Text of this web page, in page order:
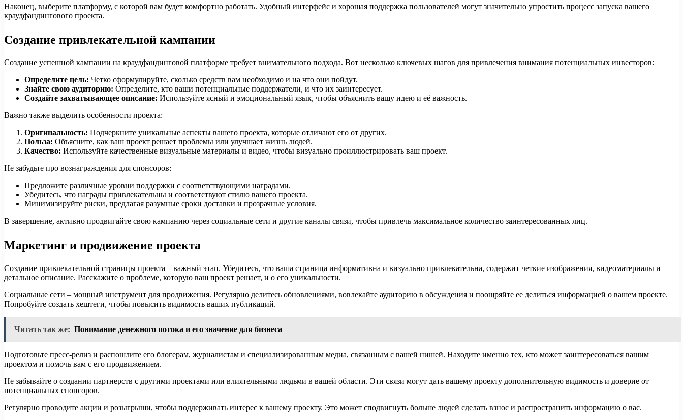
Наконец, выберите платформу, с которой вам будет комфортно работать. Удобный интерфейс и хорошая поддержка пользователей могут значительно упростить процесс запуска вашего
краудфандингового проекта.
Создание привлекательной кампании
Создание успешной кампании на краудфандинговой платформе требует внимательного подхода. Вот несколько ключевых шагов для привлечения внимания потенциальных инвесторов:
Определите цель: Четко сформулируйте, сколько средств вам необходимо и на что они пойдут.
Знайте свою аудиторию: Определите, кто ваши потенциальные поддержатели, и что их заинтересует.
Создайте захватывающее описание: Используйте ясный и эмоциональный язык, чтобы объяснить вашу идею и её важность.
Важно также выделить особенности проекта:
Оригинальность: Подчеркните уникальные аспекты вашего проекта, которые отличают его от других.
Польза: Объясните, как ваш проект решает проблемы или улучшает жизнь людей.
Качество: Используйте качественные визуальные материалы и видео, чтобы визуально проиллюстрировать ваш проект.
Не забудьте про вознаграждения для спонсоров:
Предложите различные уровни поддержки с соответствующими наградами.
Убедитесь, что награды привлекательны и соответствуют стилю вашего проекта.
Минимизируйте риски, предлагая разумные сроки доставки и прозрачные условия.
В завершение, активно продвигайте свою кампанию через социальные сети и другие каналы связи, чтобы привлечь максимальное количество заинтересованных лиц.
Маркетинг и продвижение проекта
Создание привлекательной страницы проекта – важный этап. Убедитесь, что ваша страница информативна и визуально привлекательна, содержит четкие изображения, видеоматериалы и
детальное описание. Расскажите о проблеме, которую ваш проект решает, и о его уникальности.
Социальные сети – мощный инструмент для продвижения. Регулярно делитесь обновлениями, вовлекайте аудиторию в обсуждения и поощряйте ее делиться информацией о вашем проекте.
Попробуйте создать хештеги, чтобы повысить видимость ваших публикаций.
Читать так же: Понимание денежного потока и его значение для бизнеса
Подготовьте пресс-релиз и распошлите его блогерам, журналистам и специализированным медиа, связанным с вашей нишей. Находите именно тех, кто может заинтересоваться вашим
проектом и помочь вам с его продвижением.
Не забывайте о создании партнерств с другими проектами или влиятельными людьми в вашей области. Эти связи могут дать вашему проекту дополнительную видимость и доверие от
потенциальных спонсоров.
Регулярно проводите акции и розыгрыши, чтобы поддерживать интерес к вашему проекту. Это может сподвигнуть больше людей сделать взнос и распространить информацию о вас.